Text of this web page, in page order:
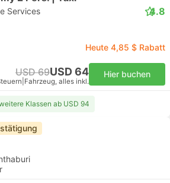
Services 4.8
Heute 4,85 $ Rabatt
USD 69USD 64
Fahrzeug, alles inkl.
Hier buchen
Klassen ab USD 94